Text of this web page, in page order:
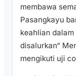
membawa
Pasangkayu
keahlian
disalurkan“
mengikuti uji